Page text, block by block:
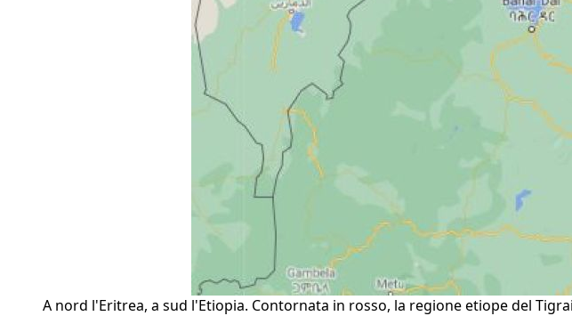
A nord l'Eritrea, a sud l'Etiopia. Contornata in rosso, la regione etiope del